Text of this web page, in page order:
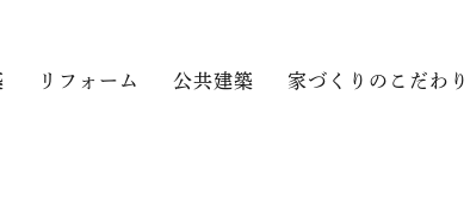
リフォーム 公共建築 家づくりのこだわり